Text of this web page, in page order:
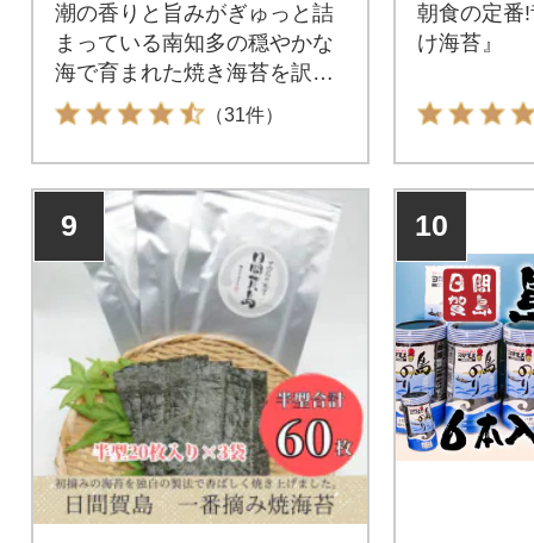
潮の香りと旨みがぎゅっと詰
まっている南知多の穏やかな
海で育まれた焼き海苔を訳あ
りで提供
（31件）
朝食の定番
け海苔』
9 10